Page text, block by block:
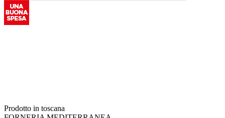
Prodotto in toscana